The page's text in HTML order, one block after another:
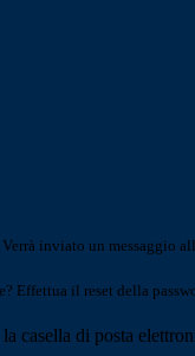
Verrà inviato un messaggio
Effettua il reset della
casella di posta